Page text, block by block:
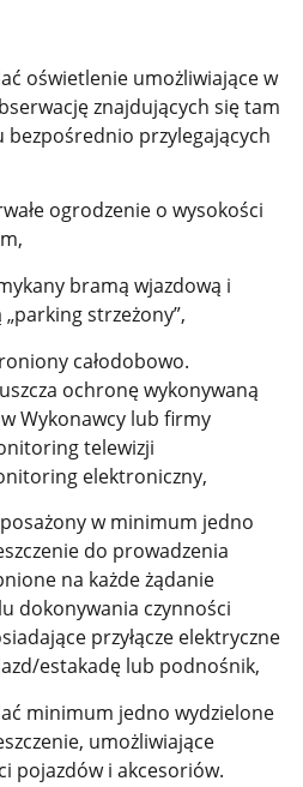
oświetlenie umożliwiające w
znajdujących się tam
bezpośrednio przylegających
ogrodzenie o wysokości
bramą wjazdową i
strzeżony”,
całodobowo.
ochronę wykonywaną
Wykonawcy lub firmy
telewizji
elektroniczny,
w minimum jedno
do prowadzenia
na każde żądanie
dokonywania czynności
przyłącze elektryczne
estakadę lub podnośnik,
minimum jedno wydzielone
umożliwiające
pojazdów i akcesoriów.